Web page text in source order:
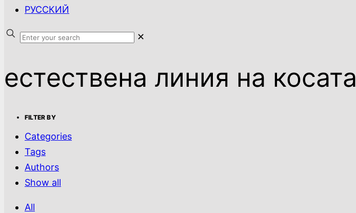
РУССКИЙ
✕
естествена линия на косата
FILTER BY
Categories
Tags
Authors
Show all
All